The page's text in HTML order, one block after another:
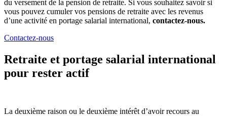
du versement de la pension de retraite. Si vous souhaitez savoir si
vous pouvez cumuler vos pensions de retraite avec les revenus
d’une activité en portage salarial international, contactez-nous.
Contactez-nous
Retraite et portage salarial international
pour rester actif
La deuxième raison ou le deuxième intérêt d’avoir recours au